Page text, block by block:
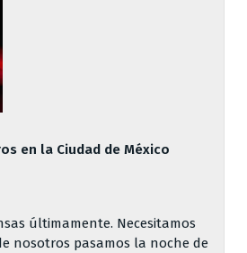
en la Ciudad de México
últimamente. Necesitamos
nosotros pasamos la noche de